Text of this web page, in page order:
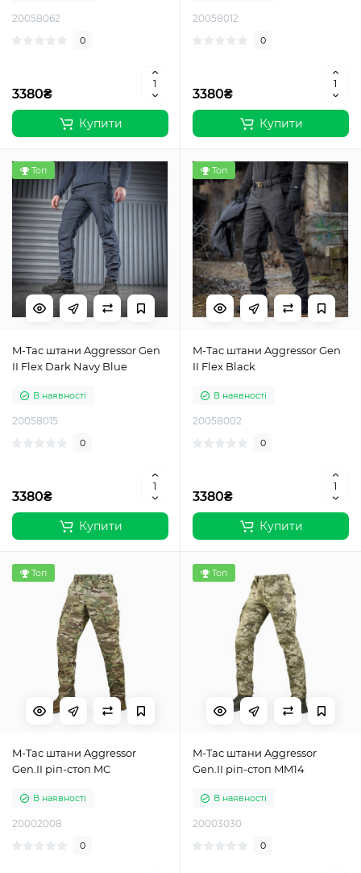
20058062
0
3380₴
Купити
20058012
0
3380₴
Купити
Топ
M-Tac штани Aggressor Gen
II Flex Dark Navy Blue
В наявності
20058015
0
3380₴
Купити
Топ
M-Tac штани Aggressor Gen
II Flex Black
В наявності
20058002
0
3380₴
Купити
Топ
M-Tac штани Aggressor
Gen.II ріп-стоп MC
В наявності
20002008
0
Топ
M-Tac штани Aggressor
Gen.II ріп-стоп MM14
В наявності
20003030
0